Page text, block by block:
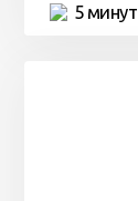
5 минут